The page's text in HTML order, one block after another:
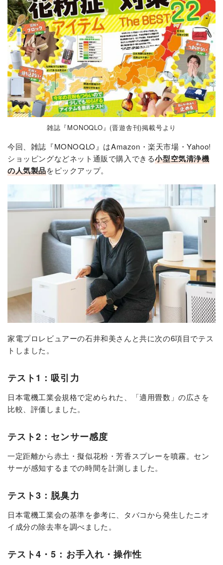
雑誌『MONOQLO』(晋遊舎刊)掲載号より
今回、雑誌『MONOQLO』はAmazon・楽天市場・Yahoo!
ショッピングなどネット通販で購入できる小型空気清浄機
の人気製品をピックアップ。
家電プロレビュアーの石井和美さんと共に次の6項目でテス
トしました。
テスト1：吸引力
日本電機工業会規格で定められた、「適用畳数」の広さを
比較、評価しました。
テスト2：センサー感度
一定距離から赤土・擬似花粉・芳香スプレーを噴霧。セン
サーが感知するまでの時間を計測しました。
テスト3：脱臭力
日本電機工業会の基準を参考に、タバコから発生したニオ
イ成分の除去率を調べました。
テスト4・5：お手入れ・操作性